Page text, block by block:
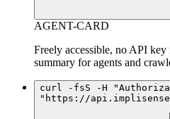
AGENT-CARD
Freely accessible, no API
summary for agents and
curl -fsS -H
"https://